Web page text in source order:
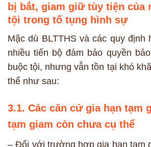
bị bắt, giam giữ tùy tiện của
tội trong tố tụng hình sự
Mặc dù BLTTHS và các quy định
nhiều tiến bộ đảm bảo quyền
buộc tội, nhưng vẫn tồn tại khó
thể như sau:
3.1. Các căn cứ gia hạn tạm
tạm giam còn chưa cụ thể
– Đối với trường hợp gia hạn tạm